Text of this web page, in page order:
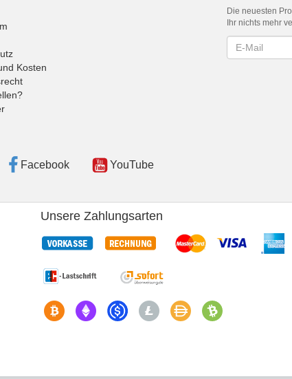
Kosten
Die neuesten
Ihr nichts mehr
Newsletter
Facebook YouTube
Unsere Zahlungsarten